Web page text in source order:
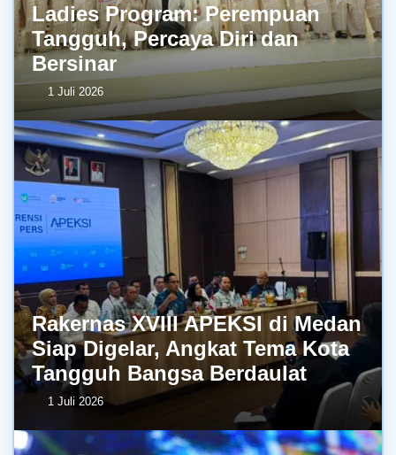
Ladies Program: Perempuan
Tangguh, Percaya Diri dan
Bersinar
1 Juli 2026
Rakernas XVIII APEKSI di Medan
Siap Digelar, Angkat Tema Kota
Tangguh Bangsa Berdaulat
1 Juli 2026